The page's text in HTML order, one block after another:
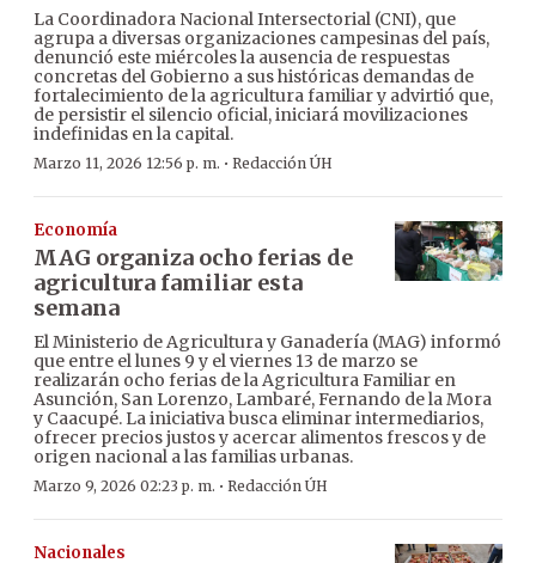
La Coordinadora Nacional Intersectorial (CNI), que
agrupa a diversas organizaciones campesinas del país,
denunció este miércoles la ausencia de respuestas
concretas del Gobierno a sus históricas demandas de
fortalecimiento de la agricultura familiar y advirtió que,
de persistir el silencio oficial, iniciará movilizaciones
indefinidas en la capital.
Marzo 11, 2026 12:56 p. m. · Redacción ÚH
Economía
MAG organiza ocho ferias de
agricultura familiar esta
semana
El Ministerio de Agricultura y Ganadería (MAG) informó
que entre el lunes 9 y el viernes 13 de marzo se
realizarán ocho ferias de la Agricultura Familiar en
Asunción, San Lorenzo, Lambaré, Fernando de la Mora
y Caacupé. La iniciativa busca eliminar intermediarios,
ofrecer precios justos y acercar alimentos frescos y de
origen nacional a las familias urbanas.
Marzo 9, 2026 02:23 p. m. · Redacción ÚH
Nacionales